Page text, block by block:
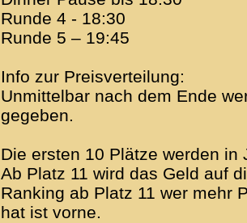
Runde 4 - 18:30
Runde 5 – 19:45
Info zur Preisverteilung:
Unmittelbar nach dem Ende
gegeben.
Die ersten 10 Plätze werden in
Ab Platz 11 wird das Geld auf
Ranking ab Platz 11 wer mehr
hat ist vorne.